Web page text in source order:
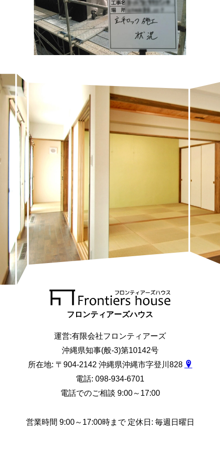
フロンティアーズハウス
運営:有限会社フロンティアーズ
沖縄県知事(般-3)第10142号
所在地: 〒904-2142 沖縄県沖縄市字登川828
電話: 098-934-6701
電話でのご相談 9:00～17:00
営業時間 9:00～17:00時まで 定休日: 毎週日曜日